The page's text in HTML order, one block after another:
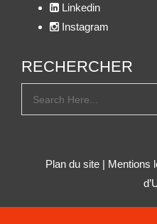
Linkedin
Instagram
RECHERCHER
Plan du site| Mentions